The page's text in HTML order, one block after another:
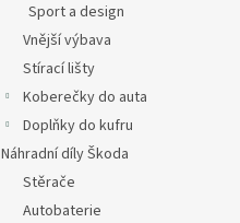
Sport a design
Vnější výbava
Stírací lišty
Koberečky do auta
Doplňky do kufru
Náhradní díly Škoda
Stěrače
Autobaterie